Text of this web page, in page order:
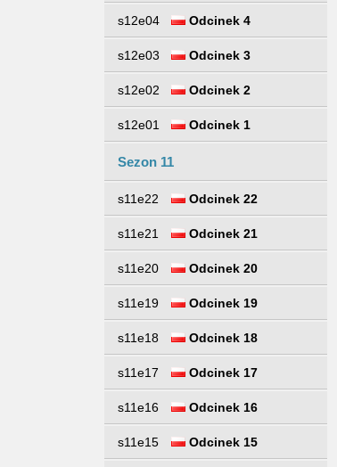
s12e04 Odcinek 4
s12e03 Odcinek 3
s12e02 Odcinek 2
s12e01 Odcinek 1
Sezon 11
s11e22 Odcinek 22
s11e21 Odcinek 21
s11e20 Odcinek 20
s11e19 Odcinek 19
s11e18 Odcinek 18
s11e17 Odcinek 17
s11e16 Odcinek 16
s11e15 Odcinek 15